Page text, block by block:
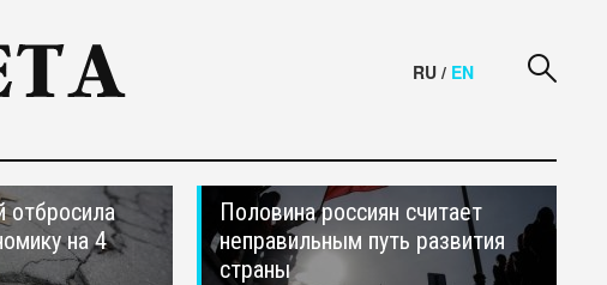
RU / EN
отбросила
на 4
Половина россиян считает
неправильным путь развития
страны